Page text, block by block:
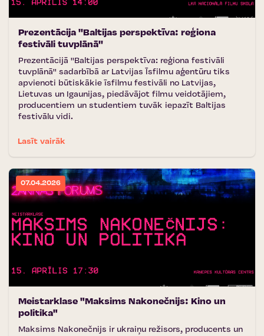
Prezentācija ''Baltijas perspektīva: reģiona
festivāli tuvplānā''
Prezentācijā ''Baltijas perspektīva: reģiona festivāli
tuvplānā'' sadarbībā ar Latvijas Īsfilmu aģentūru tiks
apvienoti būtiskākie īsfilmu festivāli no Latvijas,
Lietuvas un Igaunijas, piedāvājot filmu veidotājiem,
producentiem un studentiem tuvāk iepazīt Baltijas
festivālu vidi.
Lasīt vairāk
07.04.2026
Meistarklase "Maksims Nakonečnijs: Kino un
politika"
Maksims Nakonečnijs ir ukraiņu režisors, producents un